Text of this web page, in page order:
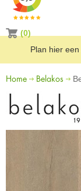
(0)
Plan hier
Home Belakos